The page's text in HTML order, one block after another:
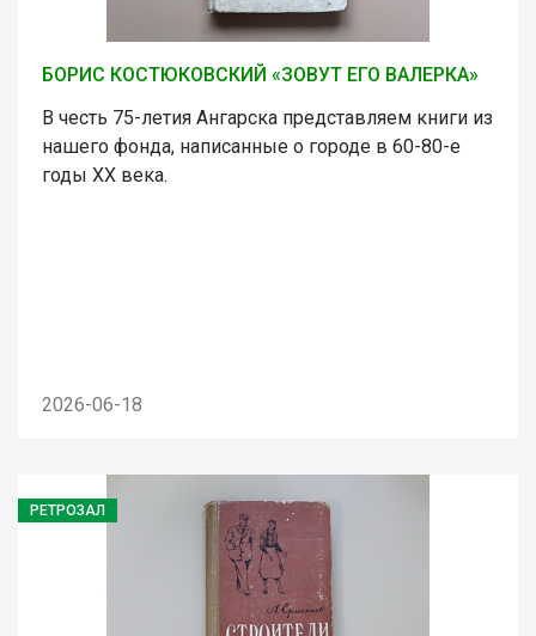
БОРИС КОСТЮКОВСКИЙ «ЗОВУТ ЕГО ВАЛЕРКА»
В честь 75-летия Ангарска представляем книги из
нашего фонда, написанные о городе в 60-80-е
годы ХХ века.
2026-06-18
РЕТРОЗАЛ